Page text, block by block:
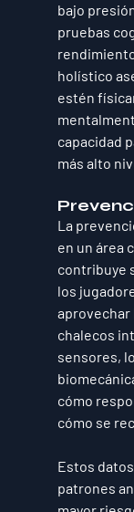
bajo
pruebas
holístico
estén
capacidad
más alto
La
en un área
contribuye
los
chalecos
sensores,
cómo
cómo se
Estos
patrones